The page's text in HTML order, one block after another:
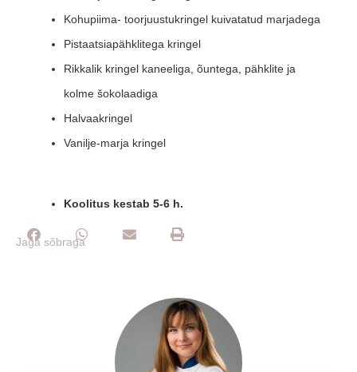
Kohupiima- toorjuustukringel kuivatatud marjadega
Pistaatsiapähklitega kringel
Rikkalik kringel kaneeliga, õuntega, pähklite ja
kolme šokolaadiga
Halvaakringel
Vanilje-marja kringel
Koolitus kestab 5-6 h.
Jaga sõbraga